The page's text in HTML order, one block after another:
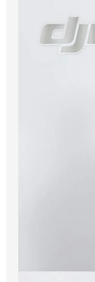
ＡＩＲＳＴＡＧＥメンバ
ゴールドメンバーズ用
GS110(粒剤装置）【B】